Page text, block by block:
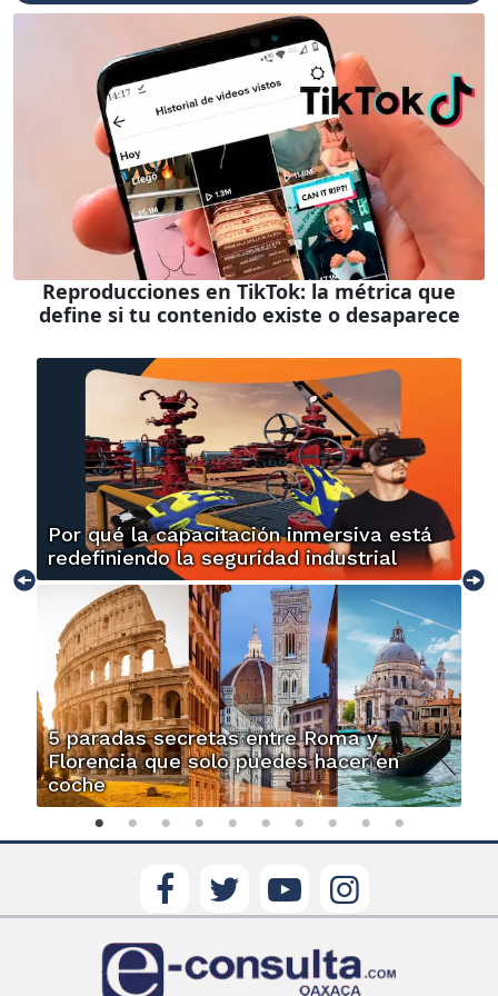
Reproducciones en TikTok: la métrica que
define si tu contenido existe o desaparece
Por qué la capacitación inmersiva está
redefiniendo la seguridad industrial
5 paradas secretas entre Roma y
Florencia que solo puedes hacer en
coche